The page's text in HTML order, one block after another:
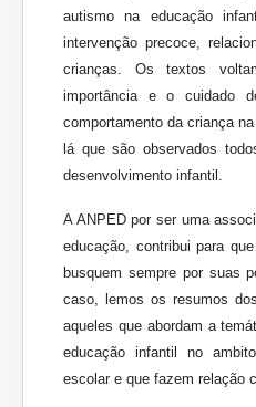
autismo na educação
intervenção precoce,
crianças. Os textos
importância e o cuidado
comportamento da criança
lá que são observados
desenvolvimento infantil.
A ANPED por ser uma
educação, contribui para
busquem sempre por suas
caso, lemos os resumos
aqueles que abordam a
educação infantil no
escolar e que fazem relação